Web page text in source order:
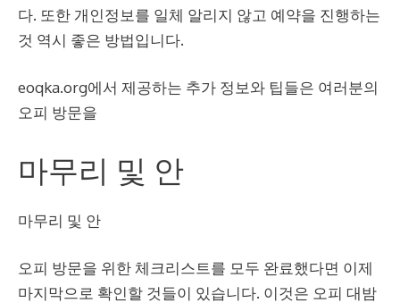
다. 또한 개인정보를 일체 알리지 않고 예약을 진행하는
것 역시 좋은 방법입니다.
eoqka.org에서 제공하는 추가 정보와 팁들은 여러분의
오피 방문을
마무리 및 안
마무리 및 안
오피 방문을 위한 체크리스트를 모두 완료했다면 이제
마지막으로 확인할 것들이 있습니다. 이것은 오피 대밤